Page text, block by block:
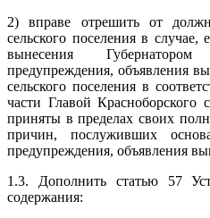
2) вправе отрешить от
сельского поселения в
вынесения
предупреждения, объявления
сельского поселения в
части Главой Красноборского
приняты в пределах своих
причин, послуживших
предупреждения, объявления
1.3. Дополнить статью 57
содержания: